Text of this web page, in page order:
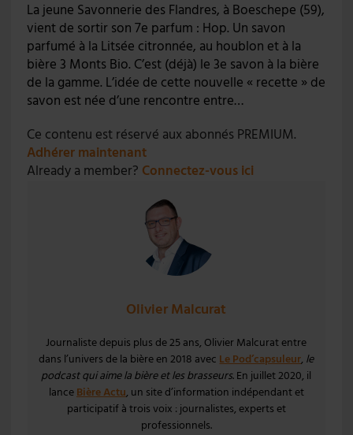
La jeune Savonnerie des Flandres, à Boeschepe (59),
vient de sortir son 7e parfum : Hop. Un savon
parfumé à la Litsée citronnée, au houblon et à la
bière 3 Monts Bio. C’est (déjà) le 3e savon à la bière
de la gamme. L’idée de cette nouvelle « recette » de
savon est née d’une rencontre entre…
Ce contenu est réservé aux abonnés PREMIUM.
Adhérer maintenant
Already a member? Connectez-vous ici
Olivier Malcurat
Journaliste depuis plus de 25 ans, Olivier Malcurat entre
dans l’univers de la bière en 2018 avecLe Pod’capsuleur, le
podcast qui aime la bière et les brasseurs. En juillet 2020, il
lanceBière Actu, un site d’information indépendant et
participatif à trois voix : journalistes, experts et
professionnels.